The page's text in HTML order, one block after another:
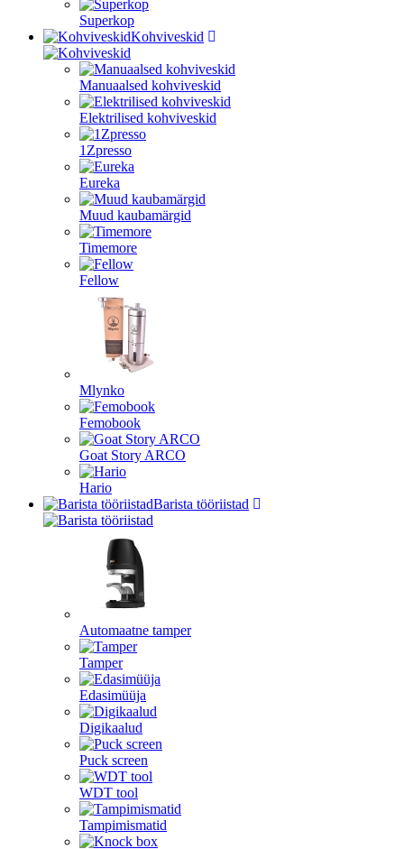
Superkop
Kohviveskid
Manuaalsed kohviveskid
Elektrilised kohviveskid
1Zpresso
Eureka
Muud kaubamärgid
Timemore
Fellow
Mlynko
Femobook
Goat Story ARCO
Hario
Barista tööriistad
Automaatne tamper
Tamper
Edasimüüja
Digikaalud
Puck screen
WDT tool
Tampimismatid